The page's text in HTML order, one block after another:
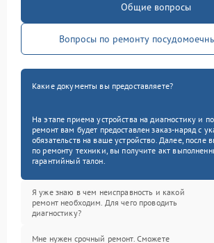
Общие вопросы
Вопросы по ремонту
Какие документы вы предоставляете?
На этапе приема устройства на диагностику и
ремонт вам будет предоставлен заказ-наряд с
обязательств на ваше устройство. Далее, после
по ремонту техники, вы получите акт
гарантийный талон.
Я уже знаю в чем неисправность и какой
ремонт необходим. Для чего проводить
диагностику?
Мне нужен срочный ремонт. Сможете